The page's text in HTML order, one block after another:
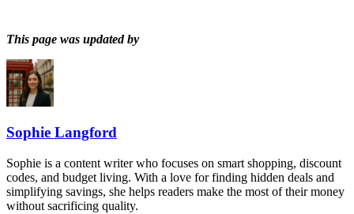
This page was updated by
Sophie Langford
Sophie is a content writer who focuses on smart shopping, discount
codes, and budget living. With a love for finding hidden deals and
simplifying savings, she helps readers make the most of their money
without sacrificing quality.